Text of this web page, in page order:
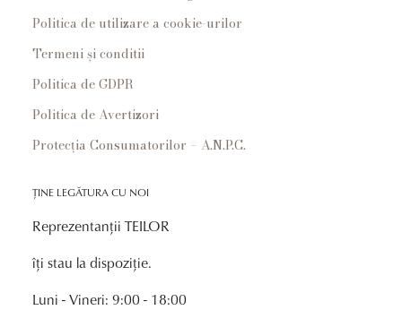
Politica de utilizare a cookie-urilor
Termeni și conditii
Politica de GDPR
Politica de Avertizori
Protecția Consumatorilor – A.N.P.C.
ȚINE LEGĂTURA CU NOI
Reprezentanții TEILOR
îți stau la dispoziție.
Luni - Vineri: 9:00 - 18:00